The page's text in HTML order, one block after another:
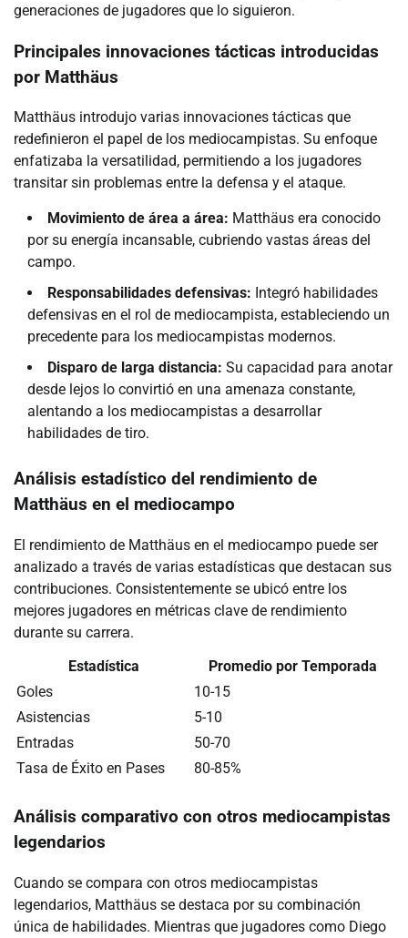
generaciones de jugadores que lo siguieron.
Principales innovaciones tácticas introducidas
por Matthäus
Matthäus introdujo varias innovaciones tácticas que
redefinieron el papel de los mediocampistas. Su enfoque
enfatizaba la versatilidad, permitiendo a los jugadores
transitar sin problemas entre la defensa y el ataque.
Movimiento de área a área: Matthäus era conocido
por su energía incansable, cubriendo vastas áreas del
campo.
Responsabilidades defensivas: Integró habilidades
defensivas en el rol de mediocampista, estableciendo un
precedente para los mediocampistas modernos.
Disparo de larga distancia: Su capacidad para anotar
desde lejos lo convirtió en una amenaza constante,
alentando a los mediocampistas a desarrollar
habilidades de tiro.
Análisis estadístico del rendimiento de
Matthäus en el mediocampo
El rendimiento de Matthäus en el mediocampo puede ser
analizado a través de varias estadísticas que destacan sus
contribuciones. Consistentemente se ubicó entre los
mejores jugadores en métricas clave de rendimiento
durante su carrera.
Estadística
Promedio por Temporada
Goles
10-15
Asistencias
5-10
Entradas
50-70
Tasa de Éxito en Pases
80-85%
Análisis comparativo con otros mediocampistas
legendarios
Cuando se compara con otros mediocampistas
legendarios, Matthäus se destaca por su combinación
única de habilidades. Mientras que jugadores como Diego